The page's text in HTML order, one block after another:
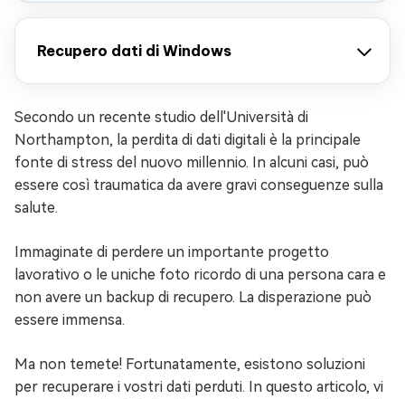
Recupero dati di Windows
Secondo un recente studio dell'Università di
Northampton, la perdita di dati digitali è la principale
fonte di stress del nuovo millennio. In alcuni casi, può
essere così traumatica da avere gravi conseguenze sulla
salute.
Immaginate di perdere un importante progetto
lavorativo o le uniche foto ricordo di una persona cara e
non avere un backup di recupero. La disperazione può
essere immensa.
Ma non temete! Fortunatamente, esistono soluzioni
per recuperare i vostri dati perduti. In questo articolo, vi